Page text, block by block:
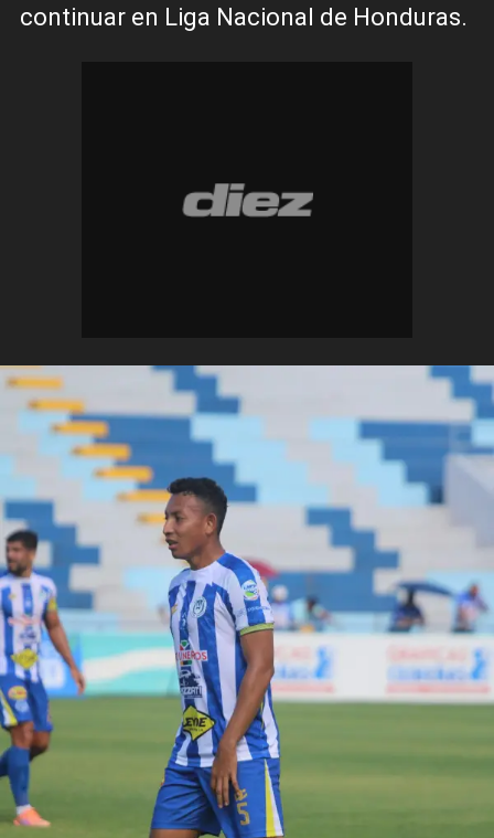
continuar en Liga Nacional de Honduras.